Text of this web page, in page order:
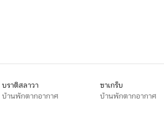
บราติสลาวา
บ้านพักตากอากาศ
ซาเกร็บ
บ้านพักตากอากาศ